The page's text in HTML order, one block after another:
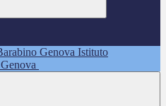
Istituto
Genova